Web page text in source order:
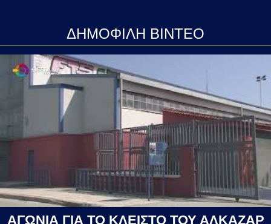
ΔΗΜΟΦΙΛΗ ΒΙΝΤΕΟ
ΑΓΩΝΙΑ ΓΙΑ ΤΟ ΚΛΕΙΣΤΟ ΤΟΥ ΑΛΚΑΖΑΡ